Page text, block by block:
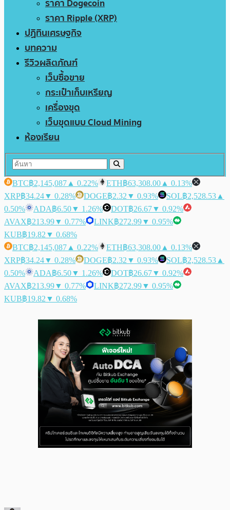
ราคา Dogecoin
ราคา Ripple (XRP)
ปฏิทินเศรษฐกิจ
บทความ
รีวิวผลิตภัณฑ์
เว็บซื้อขาย
กระเป๋าเก็บเหรียญ
เครื่องขุด
เว็บขุดแบบ Cloud Mining
ห้องเรียน
BTC฿2,145,087 ▲ 0.22% ETH฿63,308.00 ▲ 0.13%
XRP฿34.24▼ 0.28% DOGE฿2.32 ▼ 0.93% SOL฿2,528.53 ▲
0.50%
ADA฿6.50▼ 1.26% DOT฿26.67▼ 0.92%
AVAX฿213.99▼ 0.77% LINK฿272.99▼ 0.95%
KUB฿19.82 ▼ 0.68%
BTC฿2,145,087 ▲ 0.22% ETH฿63,308.00 ▲ 0.13%
XRP฿34.24▼ 0.28% DOGE฿2.32 ▼ 0.93% SOL฿2,528.53 ▲
0.50%
ADA฿6.50▼ 1.26% DOT฿26.67▼ 0.92%
AVAX฿213.99▼ 0.77% LINK฿272.99▼ 0.95%
KUB฿19.82 ▼ 0.68%